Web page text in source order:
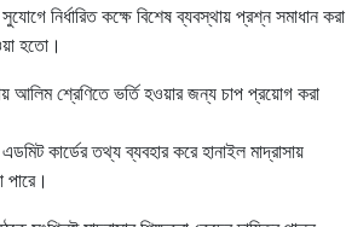
নির্ধারিত কক্ষে বিশেষ ব্যবস্থায় প্রশ্ন সমাধান করা
হতো।
আলিম শ্রেণিতে ভর্তি হওয়ার জন্য চাপ প্রয়োগ করা
কার্ডের তথ্য ব্যবহার করে হানাইল মাদ্রাসায়